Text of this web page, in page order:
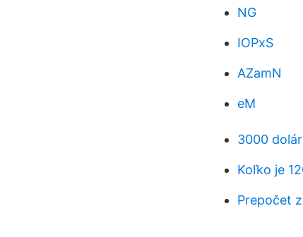
NG
IOPxS
AZamN
eM
3000
Koľko je
Prepočet